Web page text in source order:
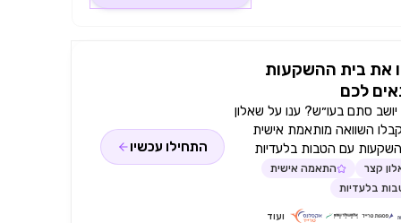
את בית ההשקעות
לכם
סתם בעו״ש? ענו על שאלון
השוואה מותאמת אישית
עם הטבות בלעדיות
קצר
התאמה אישית
בלעדיות
ועוד
התחילו עכשיו